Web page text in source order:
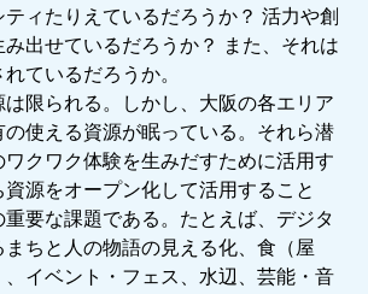
ィたりえているだろうか？ 活力や創
出せているだろうか？ また、それは
ているだろうか。
限られる。しかし、大阪の各エリア
の使える資源が眠っている。それら潜
クワク体験を生みだすために活用す
源をオープン化して活用すること
要な課題である。たとえば、デジタ
まちと人の物語の見える化、食（屋
、イベント・フェス、水辺、芸能・音